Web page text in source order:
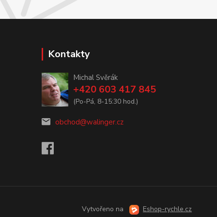
Kontakty
Michal Svěrák
+420 603 417 845
(Po-Pá, 8-15:30 hod.)
obchod@walinger.cz
Vytvořeno na Eshop-rychle.cz